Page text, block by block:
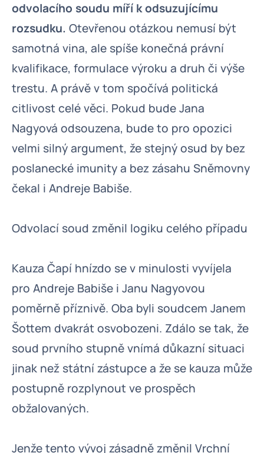
odvolacího soudu míří k odsuzujícímu
rozsudku. Otevřenou otázkou nemusí být
samotná vina, ale spíše konečná právní
kvalifikace, formulace výroku a druh či výše
trestu. A právě v tom spočívá politická
citlivost celé věci. Pokud bude Jana
Nagyová odsouzena, bude to pro opozici
velmi silný argument, že stejný osud by bez
poslanecké imunity a bez zásahu Sněmovny
čekal i Andreje Babiše.
Odvolací soud změnil logiku celého případu
Kauza Čapí hnízdo se v minulosti vyvíjela
pro Andreje Babiše i Janu Nagyovou
poměrně příznivě. Oba byli soudcem Janem
Šottem dvakrát osvobozeni. Zdálo se tak, že
soud prvního stupně vnímá důkazní situaci
jinak než státní zástupce a že se kauza může
postupně rozplynout ve prospěch
obžalovaných.
Jenže tento vývoj zásadně změnil Vrchní